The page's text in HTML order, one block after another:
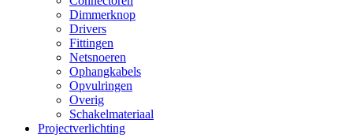
Dimmerknop
Drivers
Fittingen
Netsnoeren
Ophangkabels
Opvulringen
Overig
Schakelmateriaal
Projectverlichting